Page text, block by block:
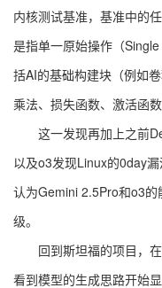
内核测试基准，基准中的
是指单一原始操作（
括AI的基础构建块（例如
乘法、损失函数、激活函
这一发现再加上之前
以及o3发现Linux的0day
认为Gemini 2.5Pro和o3
级。
回到斯坦福的项目，在
看到模型的生成思路开始